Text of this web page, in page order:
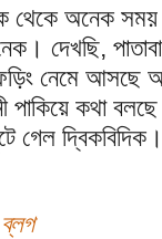
থেকে অনেক
দেখছি,
নেমে আসছে
পাকিয়ে কথা
গেল